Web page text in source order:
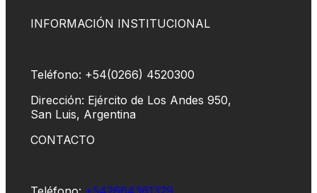
INFORMACIÓN INSTITUCIONAL
Teléfono: +54(0266) 4520300
Dirección: Ejército de Los Andes 950,
San Luis, Argentina
CONTACTO